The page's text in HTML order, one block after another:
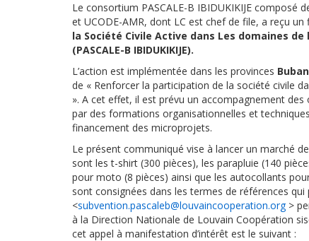
Le consortium PASCALE-B IBIDUKIKIJE composé
et UCODE-AMR, dont LC est chef de file, a reçu
la Société Civile Active dans Les domaines
(PASCALE-B IBIDUKIKIJE).
L’action est implémentée dans les provinces
de « Renforcer la participation de la société civile
». A cet effet, il est prévu un accompagnement
par des formations organisationnelles et
financement des microprojets.
Le présent communiqué vise à lancer un marché
sont les t-shirt (300 pièces), les parapluie (140
pour moto (8 pièces) ainsi que les autocollants
sont consignées dans les termes de références qui
<subvention.pascaleb@louvaincooperation.org>
à la Direction Nationale de Louvain Coopération
cet appel à manifestation d’intérêt est le suivant :